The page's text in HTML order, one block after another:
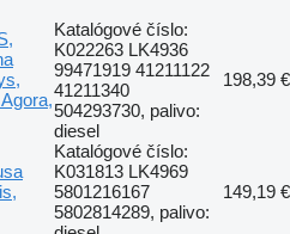
Katalógové číslo:
K022263 LK4936
99471919 41211122
41211340
504293730, palivo:
diesel
198,39 €
Katalógové číslo:
K031813 LK4969
5801216167
5802814289, palivo:
149,19 €